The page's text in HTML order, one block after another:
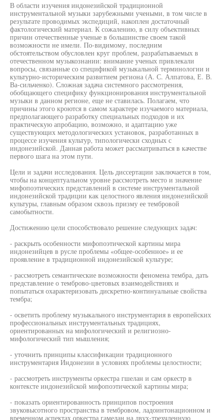
В области изучения индонезийской традиционной
инструментальной музыки зарубежными учеными, в том числе в
результате проводимых экспедиций, накоплен достаточный
фактологический материал. К сожалению, в силу объективных
причин отечественные ученые в большинстве своем такой
возможности не имели. По-видимому, последним
обстоятельством обусловлен круг проблем, разрабатываемых в
отечественном музыкознании: внимание ученых привлекали
вопросы, связанные со спецификой музыкальной терминологии и
культурно-историческим развитием региона (А. С. Алпатова, Е. В.
Ва-сильченко). Сложная задача системного рассмотрения,
обобщающего специфику функционирования инструментальной
музыки в данном регионе, еще не ставилась. Полагаем, что
причины этого кроются в самом характере изучаемого материала,
предполагающего разработку специальных подходов и их
практическую апробацию, возможно, и адаптацию уже
существующих методологических установок, разработанных в
процессе изучения культур, типологически сходных с
индонезийской. Данная работа может рассматриваться в качестве
первого шага на этом пути.
Цели и задачи исследования. Цель диссертации заключается в том,
чтобы на концептуальном уровне рассмотреть место и значение
мифопоэтических представлений в системе инструментальной
индонезийской традиции как целостного явления индонезийской
культуры, главным образом сквозь призму ее тембровой
самобытности.
Достижению цели способствовало решение следующих задач:
- раскрыть особенности мифопоэтической картины мира
индонезийцев в русле проблемы «общее-особенное» и ее
проявление в традиционной индонезийской культуре;
- рассмотреть семантические возможности феномена тембра, дать
представление о темброво-цветовых взаимодействиях и
попытаться охарактеризовать дискретно-континуальные свойства
тембра;
- осветить проблему музыкального инструментария в европейских
профессиональных инструментальных традициях,
ориентированных на мифологический и религиозно-
мифологический тип мышления;
- уточнить принципы классификации традиционного
инструментария Индонезии в условиях проблемы целостности;
- рассмотреть инструменты оркестра гшелан и сам оркестр в
контексте индонезийской мифопоэтической картины мира;
- показать ориентированность принципов построения
звуковысотного пространства в тембровом, ладоинтонационном и
временном аспектах оркестра гамелан на двух-трехчленную